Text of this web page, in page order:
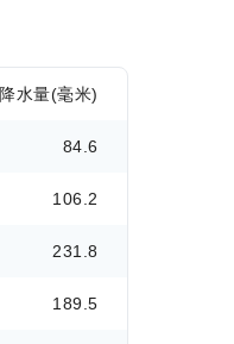
降水量(毫米)
84.6
106.2
231.8
189.5